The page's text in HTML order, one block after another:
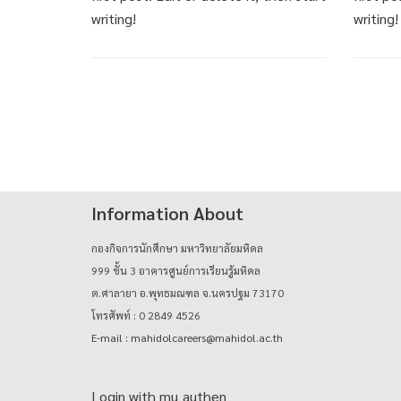
writing!
writing!
Information About
กองกิจการนักศึกษา มหาวิทยาลัยมหิดล
999 ชั้น 3 อาคารศูนย์การเรียนรู้มหิดล
ต.ศาลายา อ.พุทธมณฑล จ.นครปฐม 73170
โทรศัพท์ : 0 2849 4526
E-mail : mahidolcareers@mahidol.ac.th
Login with mu_authen